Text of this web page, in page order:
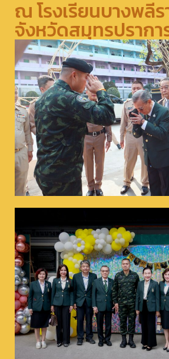
ณ โรงเรียนบางพลี
จังหวัดสมุทรปรากา